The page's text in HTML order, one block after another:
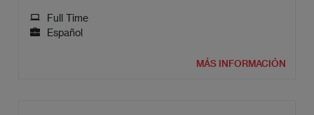
Full Time
Español
MÁS INFORMACIÓN